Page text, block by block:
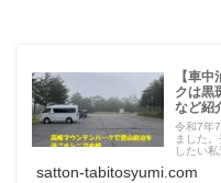
【車
クは黒
など紹
令和7年
ました
したい私
satton-tabitosyumi.com